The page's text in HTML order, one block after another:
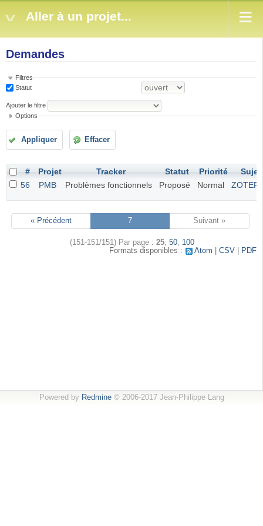
Aller à un projet...
Demandes
Filtres
Statut
Ajouter le filtre
Options
Appliquer Effacer
# Projet Tracker Statut Priorité
Sujet
56
PMB Problèmes fonctionnels Proposé Normal
« Précédent 7 Suivant »
(151-151/151) Par page : 25, 50, 100
Formats disponibles :
Atom CSV PDF
Powered by Redmine© 2006-2017 Jean-Philippe Lang